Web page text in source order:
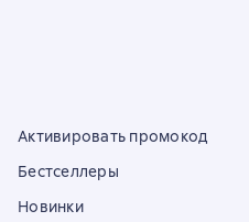
Активировать промокод
Бестселлеры
Новинки